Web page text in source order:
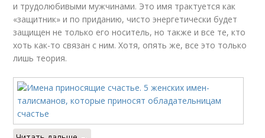
и трудолюбивыми мужчинами. Это имя трактуется как
«защитник» и по приданию, чисто энергетически будет
защищен не только его носитель, но также и все те, кто
хоть как-то связан с ним. Хотя, опять же, все это только
лишь теория.